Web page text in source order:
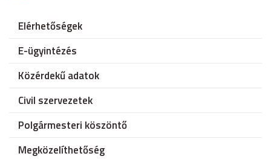
Elérhetőségek
E-ügyintézés
Közérdekű adatok
Civil szervezetek
Polgármesteri köszöntő
Megközelíthetőség